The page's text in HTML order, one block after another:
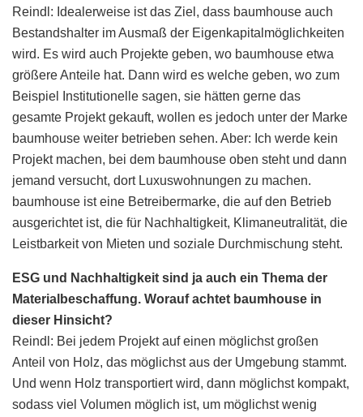
Reindl: Idealerweise ist das Ziel, dass baumhouse auch
Bestandshalter im Ausmaß der Eigenkapitalmöglichkeiten
wird. Es wird auch Projekte geben, wo baumhouse etwa
größere Anteile hat. Dann wird es welche geben, wo zum
Beispiel Institutionelle sagen, sie hätten gerne das
gesamte Projekt gekauft, wollen es jedoch unter der Marke
baumhouse weiter betrieben sehen. Aber: Ich werde kein
Projekt machen, bei dem baumhouse oben steht und dann
jemand versucht, dort Luxuswohnungen zu machen.
baumhouse ist eine Betreibermarke, die auf den Betrieb
ausgerichtet ist, die für Nachhaltigkeit, Klimaneutralität, die
Leistbarkeit von Mieten und soziale Durchmischung steht.
ESG und Nachhaltigkeit sind ja auch ein Thema der
Materialbeschaffung. Worauf achtet baumhouse in
dieser Hinsicht?
Reindl: Bei jedem Projekt auf einen möglichst großen
Anteil von Holz, das möglichst aus der Umgebung stammt.
Und wenn Holz transportiert wird, dann möglichst kompakt,
sodass viel Volumen möglich ist, um möglichst wenig